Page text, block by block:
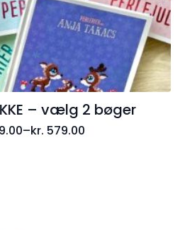
– vælg 2 bøger
–kr. 579.00
Prisinterval: